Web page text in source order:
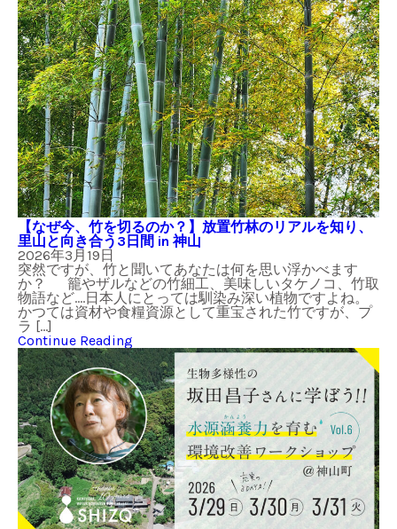
【なぜ今、竹を切るのか？】放置竹林のリアルを知り、
里山と向き合う3日間 in 神山
2026年3月19日
突然ですが、竹と聞いてあなたは何を思い浮かべます
か？ 籠やザルなどの竹細工、美味しいタケノコ、竹取
物語など….日本人にとっては馴染み深い植物ですよね。
かつては資材や食糧資源として重宝された竹ですが、プ
ラ […]
Continue Reading